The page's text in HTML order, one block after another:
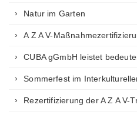
Natur im Garten
A Z A V-
CUBA gGmbH leistet
Sommerfest im
Rezertifizierung der A Z A V-